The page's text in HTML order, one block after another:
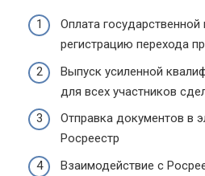
Оплата
регистрацию перехода
Выпуск усиленной
для всех участников
Отправка документов в
Росреестр
Взаимодействие с